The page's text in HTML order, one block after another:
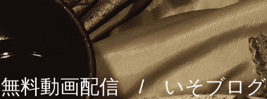
無料動画配信 / いそブログ